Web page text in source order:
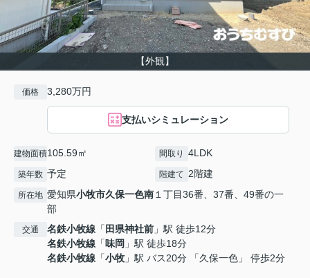
【外観】
価格 3,280万円
支払いシミュレーション
建物面積105.59㎡ 間取り 4LDK
築年数 予定 階建て 2階建
所在地 愛知県小牧市久保一色南１丁目36番、37番、49番の一
部
交通 名鉄小牧線 「 田県神社前 」駅 徒歩12分
名鉄小牧線 「味岡 」駅 徒歩18分
名鉄小牧線 「小牧 」駅 バス20分 「久保一色」 停歩2分